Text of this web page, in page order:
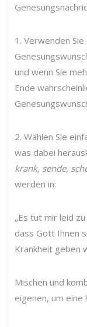
1. Verwenden
und wenn Sie
Ende
2. Wählen Sie
was dabei
krank, sende,
werden in:
„Es tut mir leid
dass Gott Ihnen
Krankheit geben
Mischen und
eigenen, um